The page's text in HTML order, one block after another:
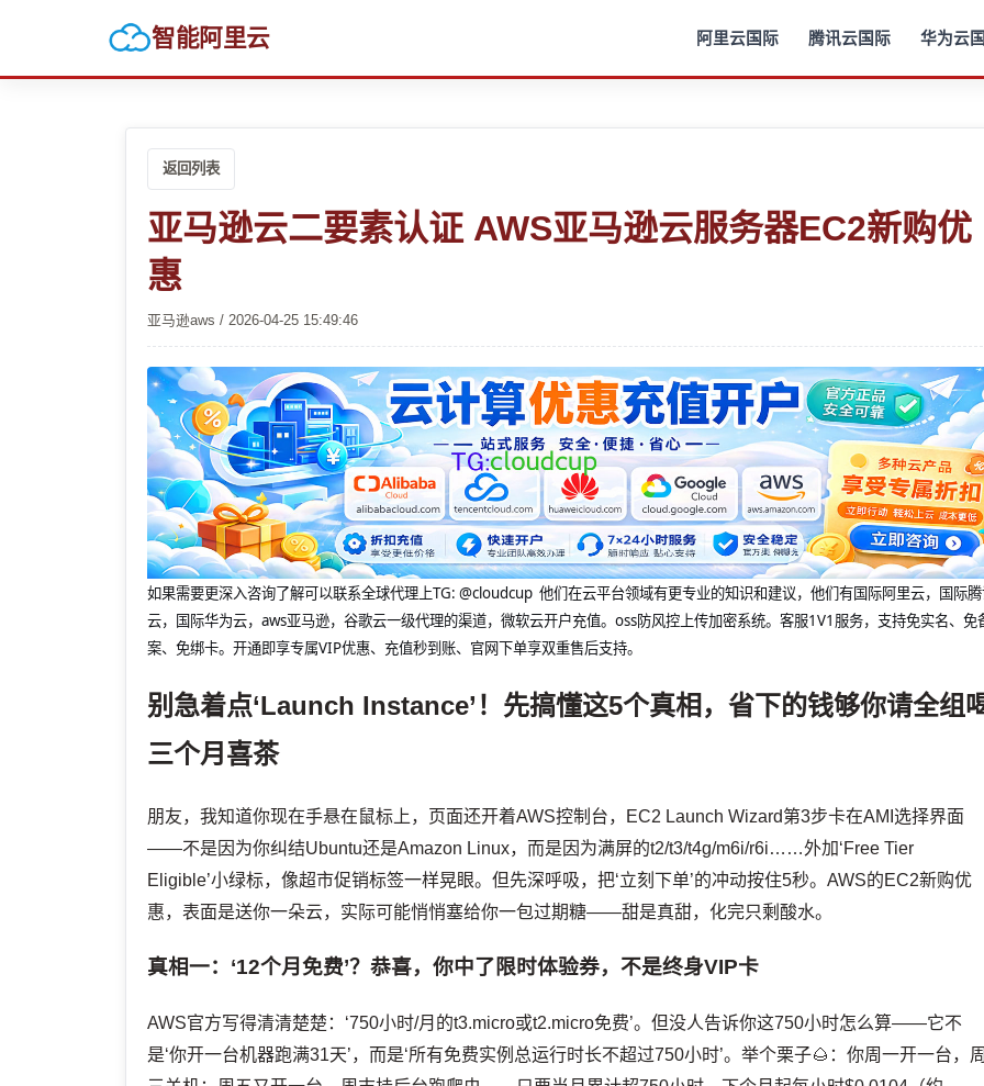
智能阿里云 阿里云国际 腾讯云国际 华为云
返回列表
亚马逊云二要素认证 AWS亚马逊云服务器EC2新购优
惠
亚马逊aws / 2026-04-25 15:49:46
如果需要更深入咨询了解可以联系全球代理上TG: @cloudcup 他们在云平台领域有更专业的知识和建议，他们有国际阿里云，国际
云，国际华为云，aws亚马逊，谷歌云一级代理的渠道，微软云开户充值。oss防风控上传加密系统。客服1V1服务，支持免实名、免
案、免绑卡。开通即享专属VIP优惠、充值秒到账、官网下单享双重售后支持。
别急着点‘Launch Instance’！先搞懂这5个真相，省下的钱够你请全组
三个月喜茶
朋友，我知道你现在手悬在鼠标上，页面还开着AWS控制台，EC2 Launch Wizard第3步卡在AMI选择界面
——不是因为你纠结Ubuntu还是Amazon Linux，而是因为满屏的t2/t3/t4g/m6i/r6i……外加‘Free Tier
Eligible’小绿标，像超市促销标签一样晃眼。但先深呼吸，把‘立刻下单’的冲动按住5秒。AWS的EC2新购优
惠，表面是送你一朵云，实际可能悄悄塞给你一包过期糖——甜是真甜，化完只剩酸水。
真相一：‘12个月免费’？恭喜，你中了限时体验券，不是终身VIP卡
AWS官方写得清清楚楚：‘750小时/月的t3.micro或t2.micro免费’。但没人告诉你这750小时怎么算——它不
是‘你开一台机器跑满31天’，而是‘所有免费实例总运行时长不超过750小时’。举个栗子🌰：你周一开一台，周